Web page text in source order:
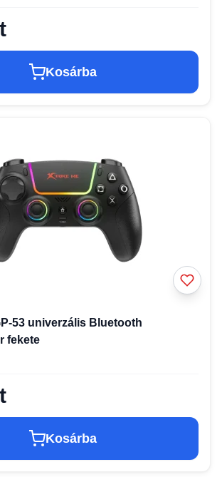
Kosárba
53 univerzális Bluetooth
fekete
Kosárba